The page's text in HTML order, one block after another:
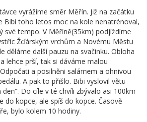
vyrážíme směr Měřín. Již na začátku
Bibi toho letos moc na kole nenatrénoval,
své tempo. V Měříně(35km) podjíždíme
Žďárským vrchům a Novému Městu
děláme další pauzu na svačinku. Obloha
lehce prší, tak si dáváme malou
a posilněni salámem a ohnivou
A pak to přišlo. Bibi vyslovil větu
Do cíle v té chvíli zbývalo asi 100km
do kopce, ale spíš do kopce. Časově
bylo kolem 10 hodiny.